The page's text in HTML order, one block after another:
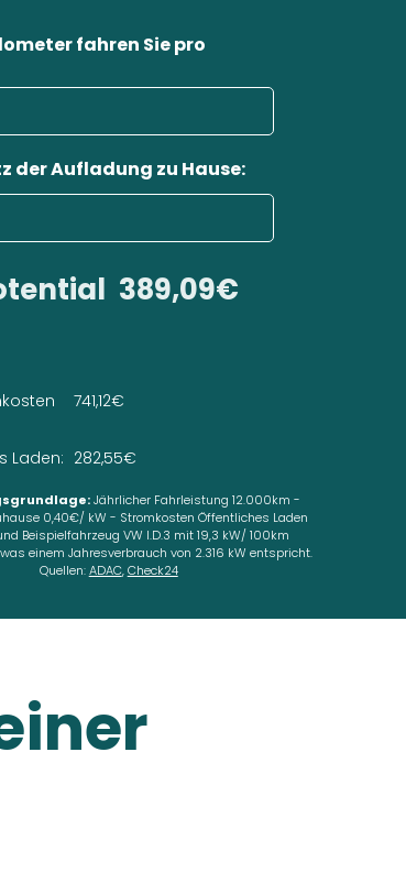
fahren Sie pro
der Aufladung zu Hause:
389,09€
Laden:
741,12€
282,55€
Jährlicher Fahrleistung 12.000km -
0,40€/ kW - Stromkosten Öffentliches Laden
Beispielfahrzeug VW I.D.3 mit 19,3 kW/ 100km
einem Jahresverbrauch von 2.316 kW entspricht.
Quellen:ADAC,Check24